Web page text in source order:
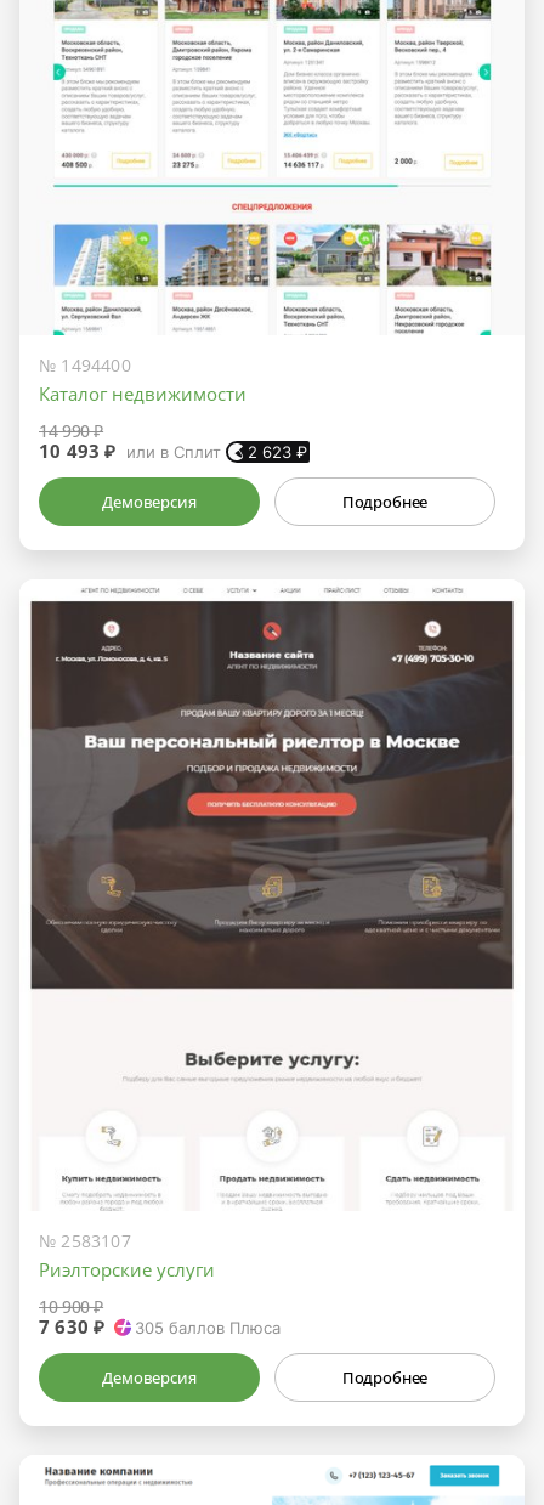
№ 1494400
Каталог недвижимости
14 990 ₽
10 493 ₽ или в Сплит 2 623₽
Демоверсия Подробнее
№ 2583107
Риэлторские услуги
10 900 ₽
7 630 ₽ 305 баллов Плюса
Демоверсия Подробнее